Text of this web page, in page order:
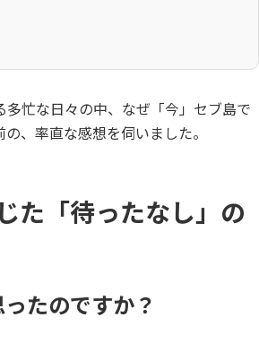
忙な日々の中、なぜ「今」セブ島で
、率直な感想を伺いました。
た「待ったなし」の
ったのですか？